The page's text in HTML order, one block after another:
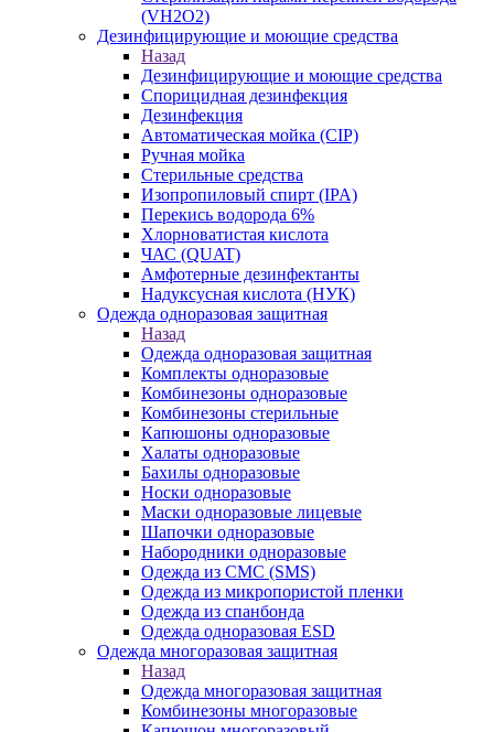
(VH2O2)
Дезинфицирующие и моющие средства
Назад
Дезинфицирующие и моющие средства
Спорицидная дезинфекция
Дезинфекция
Автоматическая мойка (CIP)
Ручная мойка
Стерильные средства
Изопропиловый спирт (IPA)
Перекись водорода 6%
Хлорноватистая кислота
ЧАС (QUAT)
Амфотерные дезинфектанты
Надуксусная кислота (НУК)
Одежда одноразовая защитная
Назад
Одежда одноразовая защитная
Комплекты одноразовые
Комбинезоны одноразовые
Комбинезоны стерильные
Капюшоны одноразовые
Халаты одноразовые
Бахилы одноразовые
Носки одноразовые
Маски одноразовые лицевые
Шапочки одноразовые
Набородники одноразовые
Одежда из СМС (SMS)
Одежда из микропористой пленки
Одежда из спанбонда
Одежда одноразовая ESD
Одежда многоразовая защитная
Назад
Одежда многоразовая защитная
Комбинезоны многоразовые